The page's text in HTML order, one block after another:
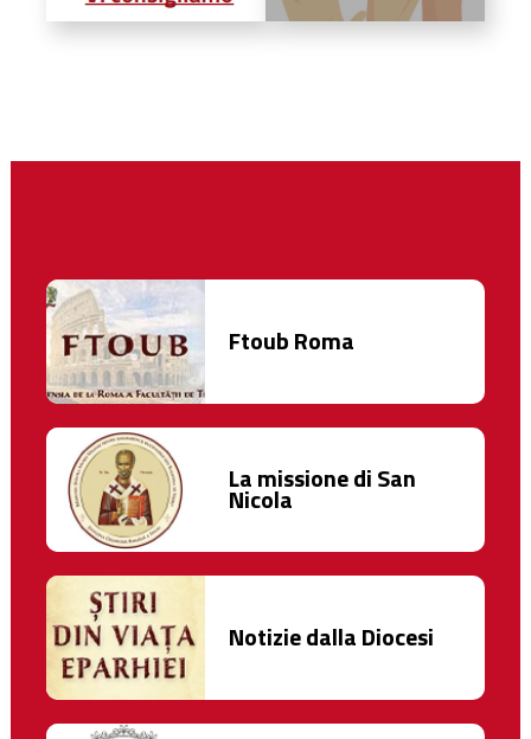
Ftoub Roma
La missione di San
Nicola
Notizie dalla Diocesi